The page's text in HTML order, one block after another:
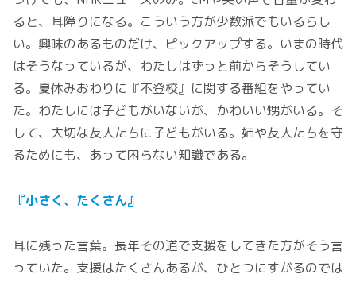
ると、耳障りになる。こういう方が少数派でもいるらし
い。興味のあるものだけ、ピックアップする。いまの時代
はそうなっているが、わたしはずっと前からそうしてい
る。夏休みおわりに『不登校』に関する番組をやってい
た。わたしには子どもがいないが、かわいい甥がいる。そ
して、大切な友人たちに子どもがいる。姉や友人たちを守
るためにも、あって困らない知識である。
『小さく、たくさん』
耳に残った言葉。長年その道で支援をしてきた方がそう言
っていた。支援はたくさんあるが、ひとつにすがるのでは